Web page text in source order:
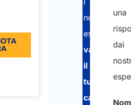
nostri
esperti
valuteranno
il
tuo
caso
una
dai